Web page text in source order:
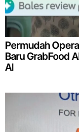
Permudah
Baru GrabFood
AI